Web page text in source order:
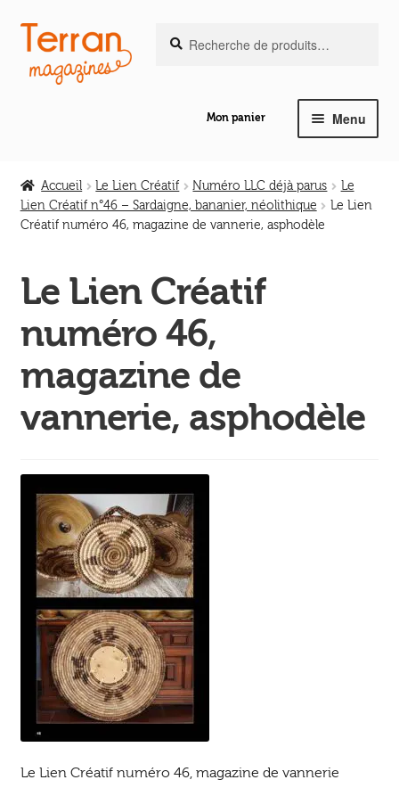
Aller
la
Aller
au
contenu
pour :
Mon panier Menu
le
menu
Abeilles en liberté
Les ouvrages
enfant
Jeux & DVD
Ouvrir
le
Accueil Le Lien Créatif Numéro LLC déjà parus
Le
Lien Créatif n°46 – Sardaigne, bananier, néolithique
Le Lien
Créatif numéro 46, magazine de vannerie, asphodèle
Le Lien Créatif
numéro 46,
magazine de
vannerie, asphodèle
Le Lien Créatif numéro 46, magazine de vannerie